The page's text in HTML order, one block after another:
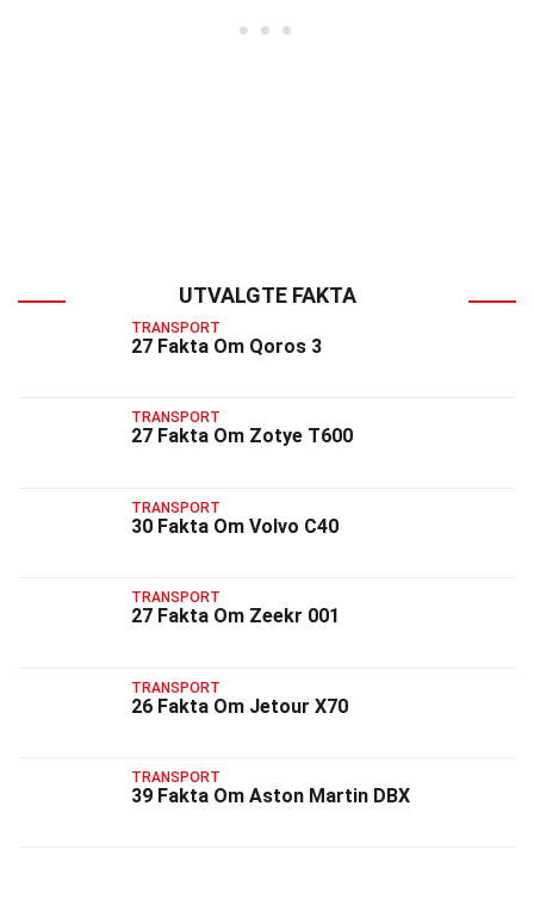
UTVALGTE FAKTA
TRANSPORT
27 Fakta Om Qoros 3
TRANSPORT
27 Fakta Om Zotye T600
TRANSPORT
30 Fakta Om Volvo C40
TRANSPORT
27 Fakta Om Zeekr 001
TRANSPORT
26 Fakta Om Jetour X70
TRANSPORT
39 Fakta Om Aston Martin DBX